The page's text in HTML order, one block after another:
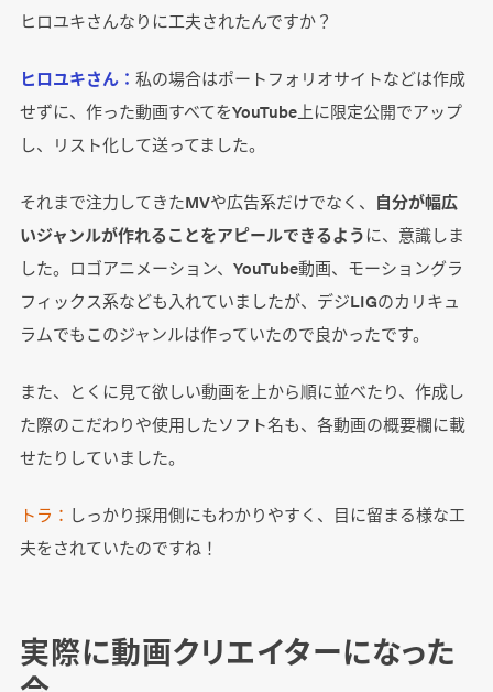
ヒロユキさんなりに工夫されたんですか？
ヒロユキさん： 私の場合はポートフォリオサイトなどは作成
せずに、作った動画すべてをYouTube上に限定公開でアップ
し、リスト化して送ってました。
それまで注力してきたMVや広告系だけでなく、 自分が幅広
いジャンルが作れることをアピールできるように、意識しま
した。ロゴアニメーション、YouTube動画、モーショングラ
フィックス系なども入れていましたが、デジLIGのカリキュ
ラムでもこのジャンルは作っていたので良かったです。
また、とくに見て欲しい動画を上から順に並べたり、作成し
た際のこだわりや使用したソフト名も、各動画の概要欄に載
せたりしていました。
トラ： しっかり採用側にもわかりやすく、目に留まる様な工
夫をされていたのですね！
実際に動画クリエイターになった